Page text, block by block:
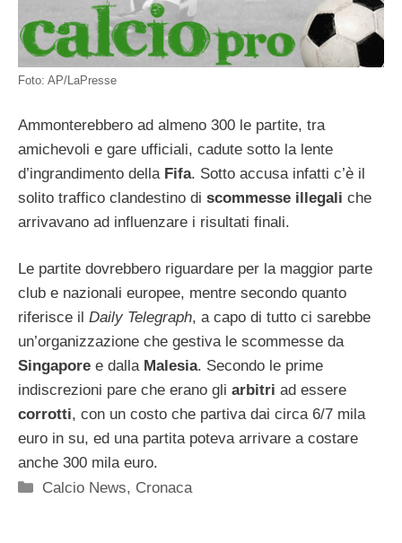
Foto: AP/LaPresse
Ammonterebbero ad almeno 300 le partite, tra
amichevoli e gare ufficiali, cadute sotto la lente
d’ingrandimento della Fifa. Sotto accusa infatti c’è il
solito traffico clandestino di scommesse illegali che
arrivavano ad influenzare i risultati finali.
Le partite dovrebbero riguardare per la maggior parte
club e nazionali europee, mentre secondo quanto
riferisce il Daily Telegraph, a capo di tutto ci sarebbe
un’organizzazione che gestiva le scommesse da
Singapore e dalla Malesia. Secondo le prime
indiscrezioni pare che erano gli arbitri ad essere
corrotti, con un costo che partiva dai circa 6/7 mila
euro in su, ed una partita poteva arrivare a costare
anche 300 mila euro.
Categorie
Calcio News, Cronaca